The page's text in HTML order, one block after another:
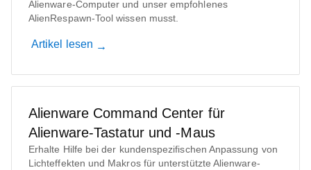
Alienware-Computer und unser empfohlenes
AlienRespawn-Tool wissen musst.
Artikel lesen
Alienware Command Center für
Alienware-Tastatur und -Maus
Erhalte Hilfe bei der kundenspezifischen Anpassung von
Lichteffekten und Makros für unterstützte Alienware-